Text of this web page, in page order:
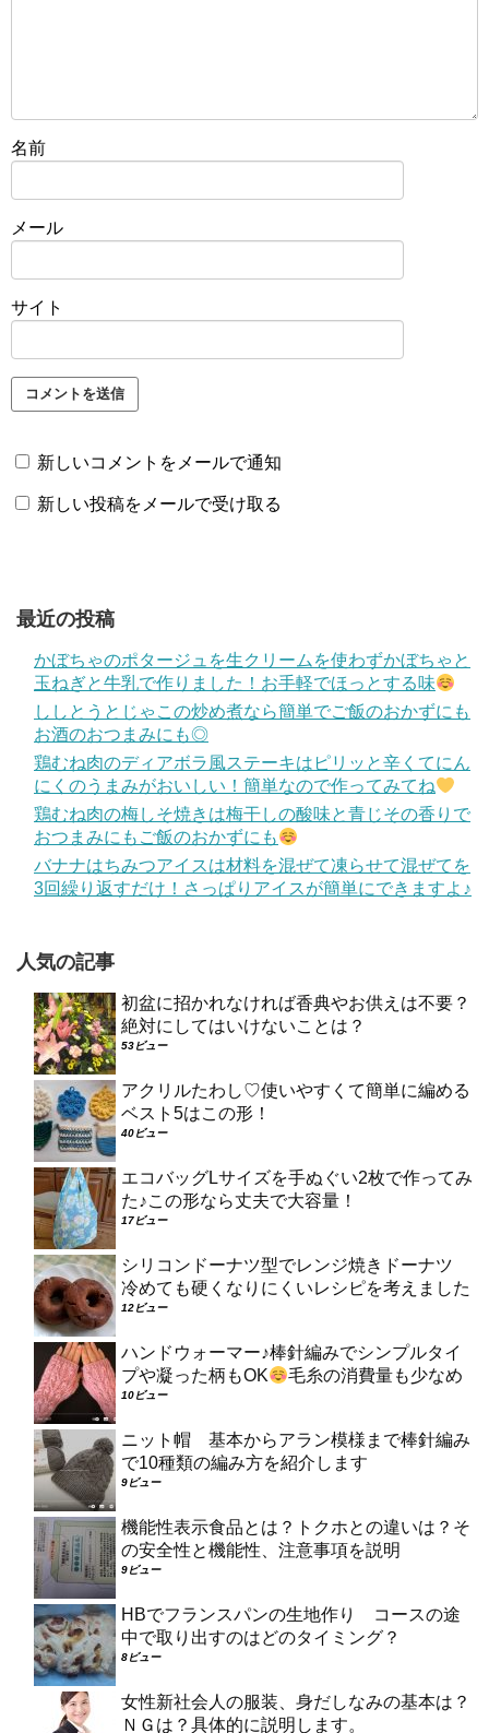
名前
メール
サイト
新しいコメントをメールで通知
新しい投稿をメールで受け取る
最近の投稿
かぼちゃのポタージュを生クリームを使わずかぼちゃと
玉ねぎと牛乳で作りました！お手軽でほっとする味
ししとうとじゃこの炒め煮なら簡単でご飯のおかずにも
お酒のおつまみにも◎
鶏むね肉のディアボラ風ステーキはピリッと辛くてにん
にくのうまみがおいしい！簡単なので作ってみてね
鶏むね肉の梅しそ焼きは梅干しの酸味と青じその香りで
おつまみにもご飯のおかずにも
バナナはちみつアイスは材料を混ぜて凍らせて混ぜてを
3回繰り返すだけ！さっぱりアイスが簡単にできますよ♪
人気の記事
初盆に招かれなければ香典やお供えは不要？
絶対にしてはいけないことは？
53ビュー
アクリルたわし♡使いやすくて簡単に編める
ベスト5はこの形！
40ビュー
エコバッグLサイズを手ぬぐい2枚で作ってみ
た♪この形なら丈夫で大容量！
17ビュー
シリコンドーナツ型でレンジ焼きドーナツ
冷めても硬くなりにくいレシピを考えました
12ビュー
ハンドウォーマー♪棒針編みでシンプルタイ
プや凝った柄もOK
毛糸の消費量も少なめ
10ビュー
ニット帽 基本からアラン模様まで棒針編み
で10種類の編み方を紹介します
9ビュー
機能性表示食品とは？トクホとの違いは？そ
の安全性と機能性、注意事項を説明
9ビュー
HBでフランスパンの生地作り コースの途
中で取り出すのはどのタイミング？
8ビュー
女性新社会人の服装、身だしなみの基本は？
ＮＧは？具体的に説明します。